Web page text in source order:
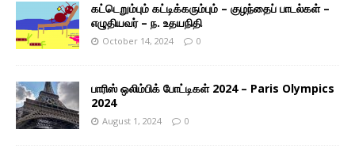
கட்டெறும்பும் கட்டிக்கரும்பும் – குழந்தைப் பாடல்கள் –
எழுதியவர் – ந. உதயநிதி
October 14, 2024 0
பாரிஸ் ஒலிம்பிக் போட்டிகள் 2024 – Paris Olympics
2024
August 1, 2024 0